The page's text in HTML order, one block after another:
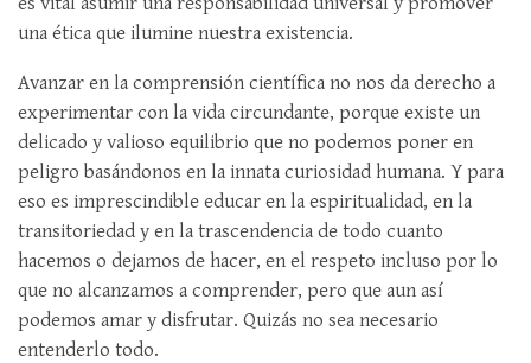
una ética que ilumine nuestra existencia.
Avanzar en la comprensión científica no nos da derecho a
experimentar con la vida circundante, porque existe un
delicado y valioso equilibrio que no podemos poner en
peligro basándonos en la innata curiosidad humana. Y para
eso es imprescindible educar en la espiritualidad, en la
transitoriedad y en la trascendencia de todo cuanto
hacemos o dejamos de hacer, en el respeto incluso por lo
que no alcanzamos a comprender, pero que aun así
podemos amar y disfrutar. Quizás no sea necesario
entenderlo todo.